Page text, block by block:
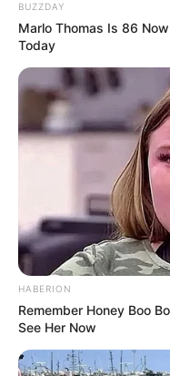
Погода
Ужгород
влажность:
давление:
ветер:
Погода на 10 дней
Новини
Попит на
аналітика
BUZZDAY
Marlo Thomas Is 86
Today
HABERION
Remember Honey Boo
See Her Now